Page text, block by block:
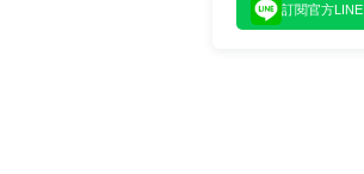
訂閱官方LINE